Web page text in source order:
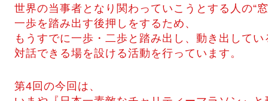
世界の当事者となり関わっていこうとする人の“
一歩を踏み出す後押しをするため、
もうすでに一歩・二歩と踏み出し、動き出して
対話できる場を設ける活動を行っています。
第4回の今回は、